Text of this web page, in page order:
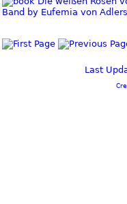
Band by Eufemia von
Last